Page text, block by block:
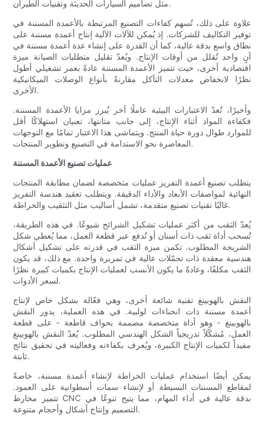
مثل تصاميم السيارات الحديثة وتقنيات الطيران.
علاوة على ذلك، تُسهم كفاءات التصنيع المرتبطة بالأعمدة المسننة في
توفير التكاليف للشركات. إذ يُمكن للآلات الآلية إنتاج أعمدة مسننة على
نطاق واسع بدقة عالية، كما أن القدرة على إنشاء عدة أعمدة مسننة في
آنٍ واحد تُقلل من أوقات الإنتاج. ويُعدّ تقليل متطلبات الصيانة ميزة
اقتصادية أخرى، حيث تتميز الأعمدة المسننة عادةً بعمر تشغيلي أطول
نظرًا لانخفاض معدلات التآكل مقارنةً بأنواع الوصلات الميكانيكية
الأخرى.
وأخيرًا، تُعدّ الاعتبارات البيئية عاملًا آخر يُبرز مزايا الأعمدة المسننة.
فكفاءة المواد أثناء الإنتاج، إلى جانب متانتها، تعنيان استهلاكًا أقل
للموارد طوال دورة حياة المنتج. ويتماشى هذا الاعتبار تمامًا مع التوجهات
المعاصرة نحو الاستدامة في التصنيع وتطوير المنتجات.
عمليات تصنيع الأعمدة المسننة
يتطلب تصنيع أعمدة التفريز عمليات متخصصة لضمان مطابقة المنتجات
النهائية لمواصفات الأبعاد والأداء الدقيقة. ويتطلب تعقيد هندسة التفريز
غالبًا تقنيات تصنيع متقدمة، تشمل أساليب مثل التثقيب والخراطة.
يُعدّ الثقب من أكثر عمليات تشكيل الشرائح شيوعًا. في هذه الطريقة،
تُسحب أداة ثقب ذات أسنان أو تُدفع عبر قطعة العمل، مما يُعطي شكل
الشريحة المطلوب. تكمن ميزة الثقب في قدرته على تشكيل أشكال
هندسية معقدة ذات تحمّلات عالية في تمريرة واحدة. مع ذلك، قد يكون
الثقب مكلفًا، وعادةً ما يكون الأنسب لعمليات الإنتاج بكميات كبيرة نظرًا
لسعر الأدوات.
النقش بالهوبينغ تقنية شائعة أخرى، وهي فعّالة بشكل خاص لإنتاج
أعمدة مسننة ذات انحناءات لولبية. في هذه العملية، يدور النقش
بالهوبينغ - وهو أداة متخصصة مصممة بحواف قاطعة - على قطعة
العمل، مُشكّلاً تدريجياً الشكل الهندسي المطلوب. يُعدّ النقش بالهوبينغ
مفيداً لكميات الإنتاج الكبيرة، ويُعرف بكفاءته وفعاليته في تحقيق نتائج
ثابتة.
يمكن أيضًا استخدام عمليات الخراطة لإنشاء أعمدة مسننة، خاصةً
لمقاطع المسننات البسيطة أو لإنشاء سمات أسطوانية على العمود.
تتميز مخارط CNC بدقة عالية في أداء المهام، مما يتيح تنوعًا في
التصميم وإنتاج أشكال وأحجام متنوعة.